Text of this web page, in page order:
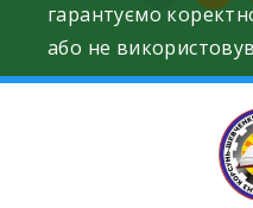
гарантуємо
або не